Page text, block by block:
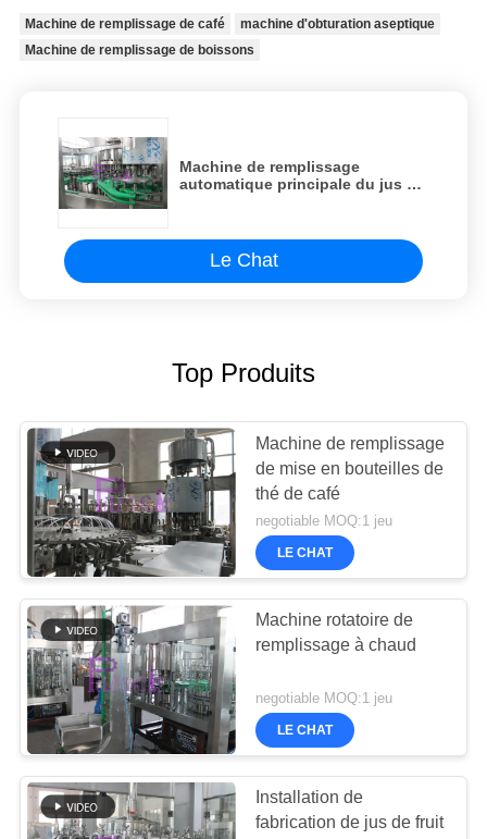
Machine de remplissage de café
machine d'obturation aseptique
Machine de remplissage de boissons
Machine de remplissage
automatique principale du jus 18
Le Chat
Top Produits
Machine de remplissage
de mise en bouteilles de
thé de café
negotiable MOQ:1 jeu
LE CHAT
Machine rotatoire de
remplissage à chaud
negotiable MOQ:1 jeu
LE CHAT
Installation de
fabrication de jus de fruit